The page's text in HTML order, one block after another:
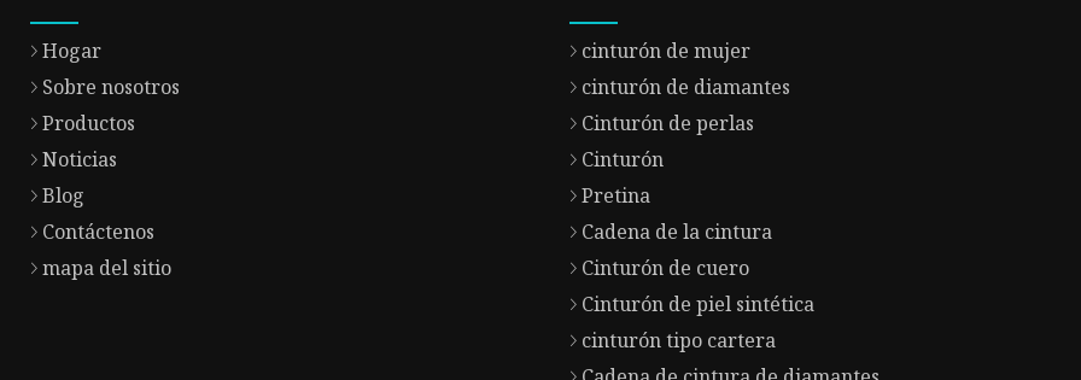
Hogar
Sobre nosotros
Productos
Noticias
Blog
Contáctenos
mapa del sitio
cinturón de mujer
cinturón de diamantes
Cinturón de perlas
Cinturón
Pretina
Cadena de la cintura
Cinturón de cuero
Cinturón de piel sintética
cinturón tipo cartera